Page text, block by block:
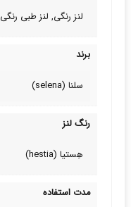
لنز رنگی, لنز طبی‌ رنگی
برند
سلنا (selena)
رنگ لنز
هِستیا (hestia)
مدت استفاده